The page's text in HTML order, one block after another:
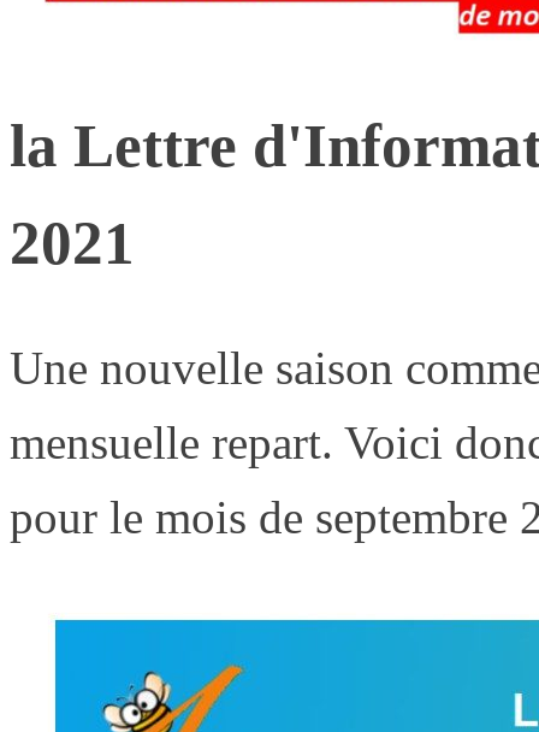
la Lettre
2021
Une nouvelle saison
mensuelle repart. Voici
pour le mois de septembre